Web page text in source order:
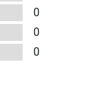
0
0
0